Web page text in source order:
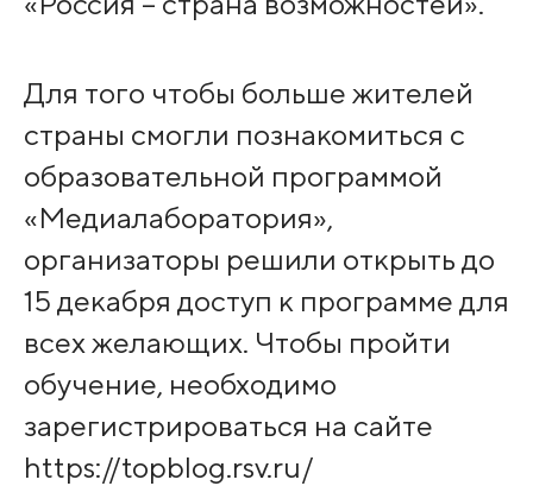
Для того чтобы больше жителей
страны смогли познакомиться с
образовательной программой
«Медиалаборатория»,
организаторы решили открыть до
15 декабря доступ к программе для
всех желающих. Чтобы пройти
обучение, необходимо
зарегистрироваться на сайте
https://topblog.rsv.ru/